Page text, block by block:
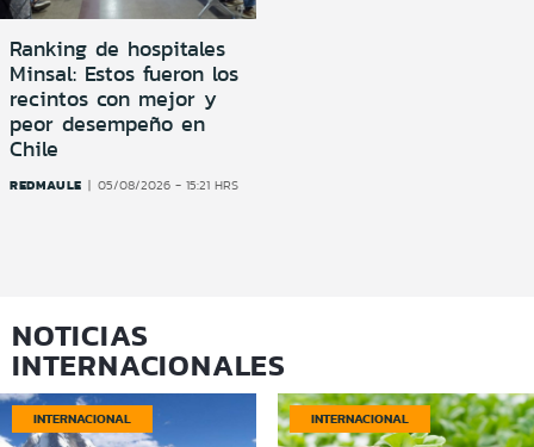
Ranking de hospitales
Minsal: Estos fueron los
recintos con mejor y
peor desempeño en
Chile
REDMAULE 05/08/2026 - 15:21 HRS
NOTICIAS
INTERNACIONALES
INTERNACIONAL INTERNACIONAL